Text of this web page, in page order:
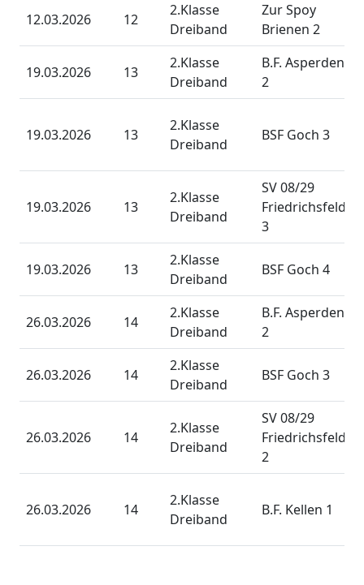
12.03.2026 12
2.Klasse
Dreiband
Zur Spoy
Brienen 2
19.03.2026 13
2.Klasse
Dreiband
B.F. Asperden
2
19.03.2026 13
2.Klasse
Dreiband
BSF Goch 3
19.03.2026 13
2.Klasse
Dreiband
SV 08/29
Friedrichsfeld
3
19.03.2026 13
2.Klasse
Dreiband
BSF Goch 4
26.03.2026 14
2.Klasse
Dreiband
B.F. Asperden
2
26.03.2026 14
2.Klasse
Dreiband
BSF Goch 3
26.03.2026 14
2.Klasse
Dreiband
SV 08/29
Friedrichsfeld
2
26.03.2026 14
2.Klasse
Dreiband
B.F. Kellen 1